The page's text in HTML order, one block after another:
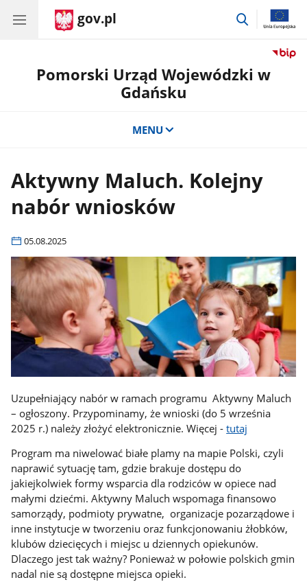
gov.pl
przejdź
Pomorski Urząd Wojewódzki w
Gdańsku
MENU
Aktywny Maluch. Kolejny
nabór wniosków
05.08.2025
Uzupełniający nabór w ramach programu Aktywny Maluch
– ogłoszony. Przypominamy, że wnioski (do 5 września
2025 r.) należy złożyć elektronicznie. Więcej -tutaj
Program ma niwelować białe plamy na mapie Polski, czyli
naprawić sytuację tam, gdzie brakuje dostępu do
jakiejkolwiek formy wsparcia dla rodziców w opiece nad
małymi dziećmi. Aktywny Maluch wspomaga finansowo
samorządy, podmioty prywatne, organizacje pozarządowe i
inne instytucje w tworzeniu oraz funkcjonowaniu żłobków,
klubów dziecięcych i miejsc u dziennych opiekunów.
Dlaczego jest tak ważny? Ponieważ w połowie polskich gmin
nadal nie są dostępne miejsca opieki.